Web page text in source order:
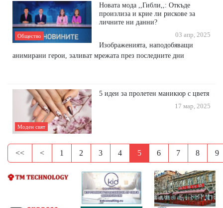
Общество
Новата мода ,,Гибли,,: Откъде
произлиза и крие ли рискове за
личните ни данни?
03 апр, 2025
Изображенията, наподобяващи
анимирани герои, заливат мрежата през последните дни
Моден свят
5 идеи за пролетен маникюр с цветя
17 мар, 2025
<< < 1 2 3 4 5 6 7 8 9